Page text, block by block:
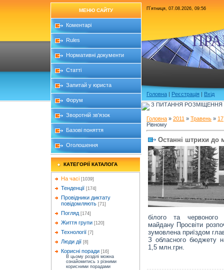
МЕНЮ САЙТУ
Коментарі
Rules
Нормативні документи
Статті
Запитай у юриста
Форум
Зворотній зв'язок
Базові поняття
Оголошення
КАТЕГОРІЇ КАТАЛОГА
На часі [1039]
Тенденції [174]
Провідники диктату
повідомляють [71]
Погляд [174]
Життя групи [120]
Технології [7]
Люди дії [8]
Корисні поради [16]
В цьому розділі можна
ознайомитись з різними
корисними порадами
П`ятниця, 07.08.2026, 09:56
Головна | Реєстрація | Вхід
З ПИТАННЯ РОЗМІЩЕННЯ
Головна » 2011 » Травень » 17
Рівному
Останні штрихи до
білого та червоного
майдану Просвіти
зумовлена приїздом
З обласного бюджету
1,5 млн.грн.